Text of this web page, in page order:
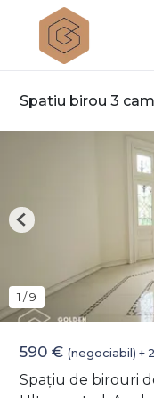
Spatiu birou 3
590 € (negociabil) +
Spațiu de birouri
1 /9
Previous